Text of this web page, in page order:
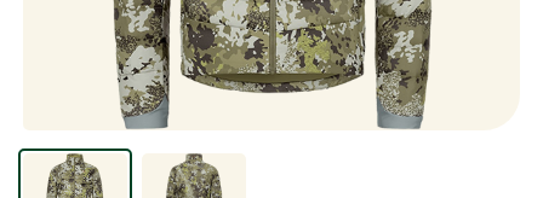
Vapen
Optik